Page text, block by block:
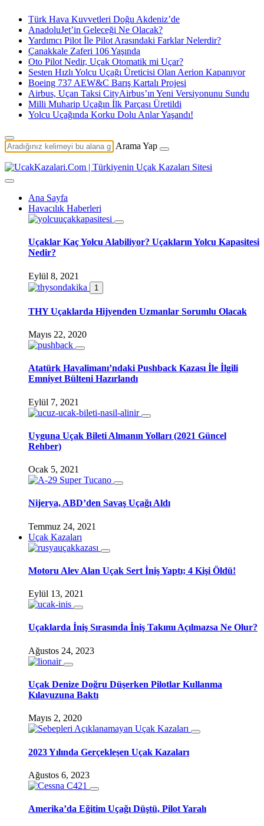
Türk Hava Kuvvetleri Doğu Akdeniz’de
AnadoluJet’in Geleceği Ne Olacak?
Yardımcı Pilot İle Pilot Arasındaki Farklar Nelerdir?
Çanakkale Zaferi 106 Yaşında
Oto Pilot Nedir, Uçak Otomatik mi Uçar?
Sesten Hızlı Yolcu Uçağı Üreticisi Olan Aerion Kapanıyor
Boeing 737 AEW&C Barış Kartalı Projesi
Airbus, Uçan Taksi CityAirbus’ın Yeni Versiyonunu Sundu
Milli Muharip Uçağın İlk Parçası Üretildi
Yolcu Uçağında Korku Dolu Anlar Yaşandı!
Arama Yap
Ana Sayfa
Havacılık Haberleri
Uçaklar Kaç Yolcu Alabiliyor? Uçakların Yolcu Kapasitesi
Nedir?
Eylül 8, 2021
1
THY Uçaklarda Hijyenden Uzmanlar Sorumlu Olacak
Mayıs 22, 2020
Atatürk Havalimanı’ndaki Pushback Kazası İle İlgili
Emniyet Bülteni Hazırlandı
Eylül 7, 2021
Uyguna Uçak Bileti Almanın Yolları (2021 Güncel
Rehber)
Ocak 5, 2021
Nijerya, ABD’den Savaş Uçağı Aldı
Temmuz 24, 2021
Uçak Kazaları
Motoru Alev Alan Uçak Sert İniş Yaptı; 4 Kişi Öldü!
Eylül 13, 2021
Uçaklarda İniş Sırasında İniş Takımı Açılmazsa Ne Olur?
Ağustos 24, 2023
Uçak Denize Doğru Düşerken Pilotlar Kullanma
Kılavuzuna Baktı
Mayıs 2, 2020
2023 Yılında Gerçekleşen Uçak Kazaları
Ağustos 6, 2023
Amerika’da Eğitim Uçağı Düştü, Pilot Yaralı